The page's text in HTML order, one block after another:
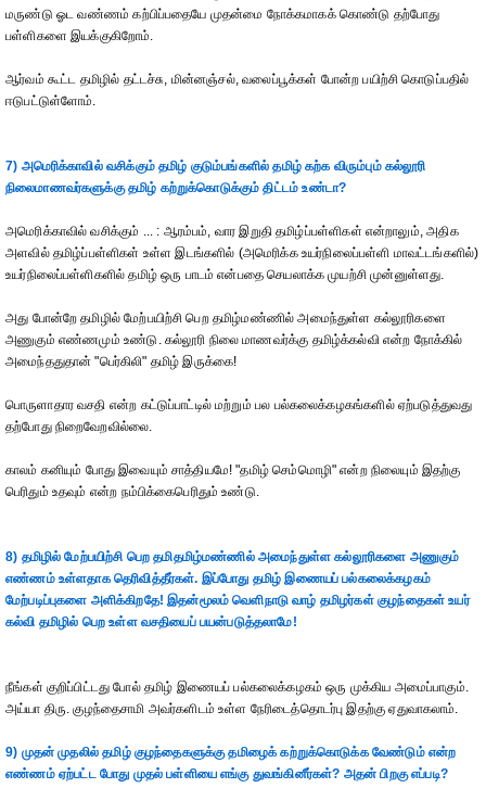
மருண்டு ஓட வண்ணம் கற்பிப்பதையே முதன்மை நோக்கமாகக் கொண்டு தற்போது
பள்ளிகளை இயக்குகிறோம்.
ஆர்வம் கூட்ட தமிழில் தட்டச்சு, மின்னஞ்சல், வலைப்பூக்கள் போன்ற பயிற்சி கொடுப்பதில்
ஈடுபட்டுள்ளோம்.
7) அமெரிக்காவில் வசிக்கும் தமிழ் குடும்பங்களில் தமிழ் கற்க விரும்பும் கல்லூரி
நிலைமாணவர்களுக்கு தமிழ் கற்றுக்கொடுக்கும் திட்டம் உண்டா?
அமெரிக்காவில் வசிக்கும் ... : ஆரம்பம், வார இறுதி தமிழ்ப்பள்ளிகள் என்றாலும், அதிக
அளவில் தமிழ்ப்பள்ளிகள் உள்ள இடங்களில் (அமெரிக்க உயர்நிலைப்பள்ளி மாவட்டங்களில்)
உயர்நிலைப்பள்ளிகளில் தமிழ் ஒரு பாடம் என்பதை செயலாக்க முயற்சி முன்னுள்ளது.
அது போன்றே தமிழில் மேற்பயிற்சி பெற தமிழ்மண்ணில் அமைந்துள்ள கல்லூரிகளை
அணுகும் எண்ணமும் உண்டு. கல்லூரி நிலை மாணவர்க்கு தமிழ்க்கல்வி என்ற நோக்கில்
அமைந்ததுதான் "பெர்கிலி" தமிழ் இருக்கை!
பொருளாதார வசதி என்ற கட்டுப்பாட்டில் மற்றும் பல பல்கலைக்கழகங்களில் ஏற்படுத்துவது
தற்போது நிறைவேறவில்லை.
காலம் கனியும் போது இவையும் சாத்தியமே! "தமிழ் செம்மொழி" என்ற நிலையும் இதற்கு
பெரிதும் உதவும் என்ற நம்பிக்கைபெரிதும் உண்டு.
8) தமிழில் மேற்பயிற்சி பெற தமிதமிழ்மண்ணில் அமைந்துள்ள கல்லூரிகளை அணுகும்
எண்ணம் உள்ளதாக தெரிவித்தீர்கள். இப்போது தமிழ் இணையப் பல்கலைக்கழகம்
மேற்படிப்புகளை அளிக்கிறதே! இதன்மூலம் வெளிநாடு வாழ் தமிழர்கள் குழந்தைகள் உயர்
கல்வி தமிழில் பெற உள்ள வசதியைப் பயன்படுத்தலாமே!
நீங்கள் குறிப்பிட்டது போல் தமிழ் இணையப் பல்கலைக்கழகம் ஒரு முக்கிய அமைப்பாகும்.
அய்யா திரு. குழந்தைசாமி அவர்களிடம் உள்ள நேரிடைத்தொடர்பு இதற்கு ஏதுவாகலாம்.
9) முதன் முதலில் தமிழ் குழந்தைகளுக்கு தமிழைக் கற்றுக்கொடுக்க வேண்டும் என்ற
எண்ணம் ஏற்பட்ட போது முதல் பள்ளியை எங்கு துவங்கினீர்கள்? அதன் பிறகு எப்படி?